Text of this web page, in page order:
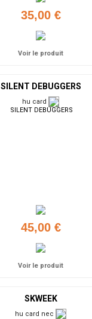
35,00 €
Voir le produit
SILENT DEBUGGERS
hu card
45,00 €
Voir le produit
SKWEEK
hu card nec